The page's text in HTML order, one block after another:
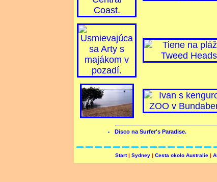
Disco na Surfer's Paradise.
Start| Sydney | Cesta okolo Australie |